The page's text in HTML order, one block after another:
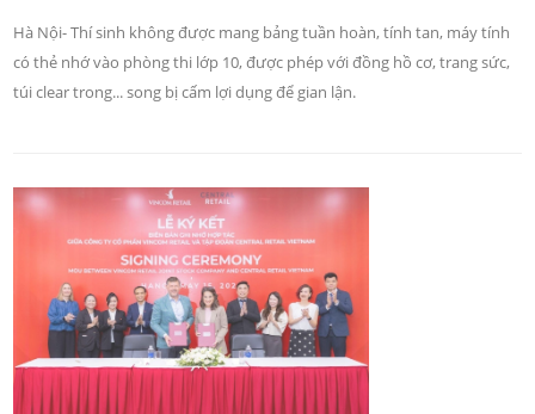
Hà Nội- Thí sinh không được mang bảng tuần hoàn, tính tan, máy tính
có thẻ nhớ vào phòng thi lớp 10, được phép với đồng hồ cơ, trang sức,
túi clear trong... song bị cấm lợi dụng để gian lận.